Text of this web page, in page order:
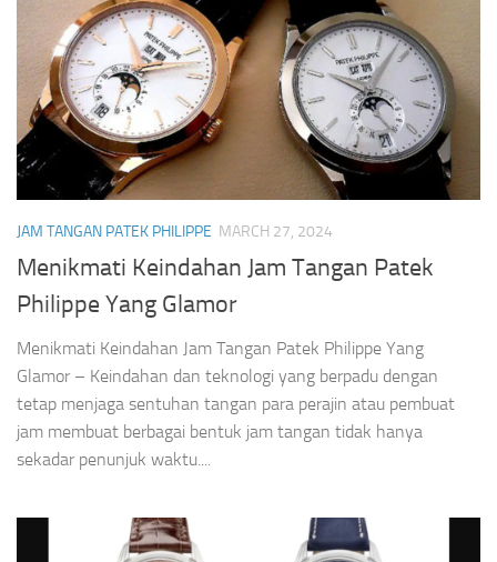
JAM TANGAN PATEK PHILIPPE MARCH 27, 2024
Menikmati Keindahan Jam Tangan Patek
Philippe Yang Glamor
Menikmati Keindahan Jam Tangan Patek Philippe Yang
Glamor – Keindahan dan teknologi yang berpadu dengan
tetap menjaga sentuhan tangan para perajin atau pembuat
jam membuat berbagai bentuk jam tangan tidak hanya
sekadar penunjuk waktu....